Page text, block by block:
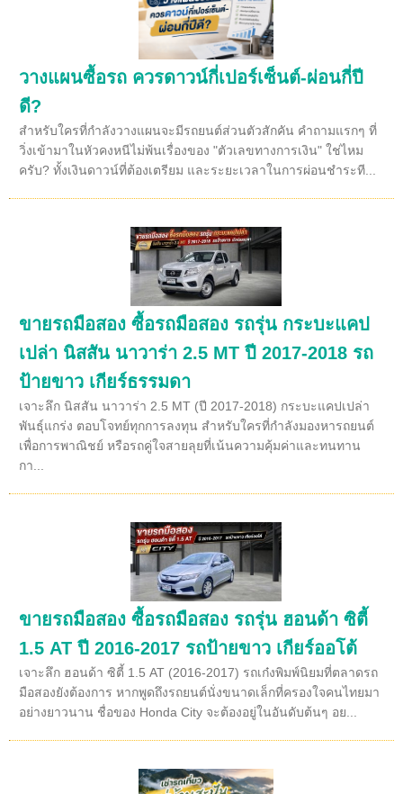
วางแผนซื้อรถ ควรดาวน์กี่เปอร์เซ็นต์-ผ่อนกี่ปี
ดี?
สำหรับใครที่กำลังวางแผนจะมีรถยนต์ส่วนตัวสักคัน คำถามแรกๆ ที่
วิ่งเข้ามาในหัวคงหนีไม่พ้นเรื่องของ "ตัวเลขทางการเงิน" ใช่ไหม
ครับ? ทั้งเงินดาวน์ที่ต้องเตรียม และระยะเวลาในการผ่อนชำระที...
ขายรถมือสอง ซื้อรถมือสอง รถรุ่น กระบะแคป
เปล่า นิสสัน นาวาร่า 2.5 MT ปี 2017-2018 รถ
ป้ายขาว เกียร์ธรรมดา
เจาะลึก นิสสัน นาวาร่า 2.5 MT (ปี 2017-2018) กระบะแคปเปล่า
พันธุ์แกร่ง ตอบโจทย์ทุกการลงทุน สำหรับใครที่กำลังมองหารถยนต์
เพื่อการพาณิชย์ หรือรถคู่ใจสายลุยที่เน้นความคุ้มค่าและทนทาน
กา...
ขายรถมือสอง ซื้อรถมือสอง รถรุ่น ฮอนด้า ซิตี้
1.5 AT ปี 2016-2017 รถป้ายขาว เกียร์ออโต้
เจาะลึก ฮอนด้า ซิตี้ 1.5 AT (2016-2017) รถเก๋งพิมพ์นิยมที่ตลาดรถ
มือสองยังต้องการ หากพูดถึงรถยนต์นั่งขนาดเล็กที่ครองใจคนไทยมา
อย่างยาวนาน ชื่อของ Honda City จะต้องอยู่ในอันดับต้นๆ อย...